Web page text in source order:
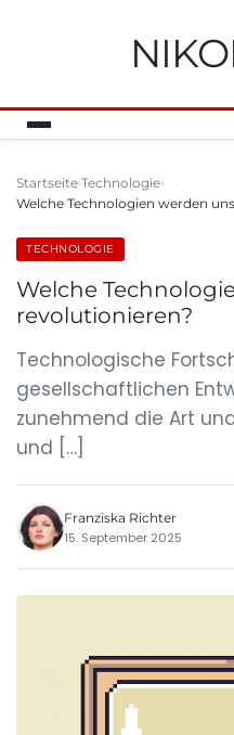
Startseite Technologie
Welche Technologien werden
TECHNOLOGIE
Welche
revolutionieren?
Technologische
gesellschaftlichen
zunehmend die Art
und […]
Franziska Richter
15. September 2025